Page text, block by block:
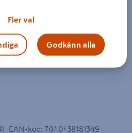
bilden för att zooma in
EAN-kod: 7040438181349
Fler val
Godkänn alla